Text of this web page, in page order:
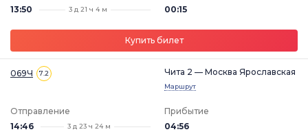
13:50
3 д 21 ч 4 м
00:15
Купить билет
069Ч 7.2 Чита 2 — Москва Ярославская
Маршрут
Отправление
14:46
3 д 23 ч 24 м
Прибытие
04:56